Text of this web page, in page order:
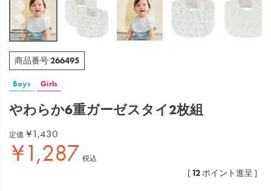
商品番号266495
Boys Girls
やわらか6重ガーゼスタイ2枚組
定価 ¥ 1,430
¥1,287 税込
[ 12ポイント進呈 ]